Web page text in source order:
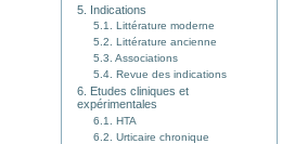
5. Indications
5.1. Littérature moderne
5.2. Littérature ancienne
5.3. Associations
5.4. Revue des indications
6. Etudes cliniques et
expérimentales
6.1. HTA
6.2. Urticaire chronique